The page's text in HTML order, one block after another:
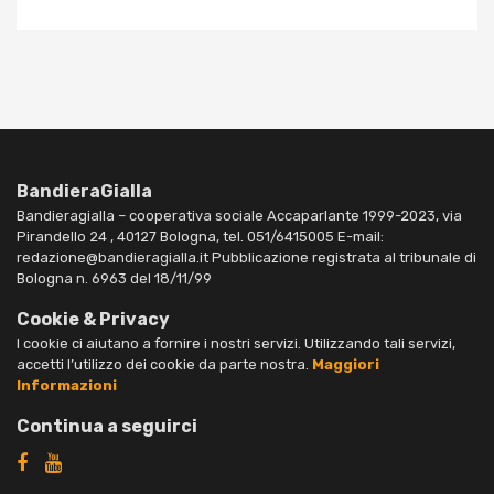
BandieraGialla
Bandieragialla – cooperativa sociale Accaparlante 1999-2023, via
Pirandello 24 , 40127 Bologna, tel. 051/6415005 E-mail:
redazione@bandieragialla.it Pubblicazione registrata al tribunale di
Bologna n. 6963 del 18/11/99
Cookie & Privacy
I cookie ci aiutano a fornire i nostri servizi. Utilizzando tali servizi,
accetti l’utilizzo dei cookie da parte nostra. Maggiori
Informazioni
Continua a seguirci